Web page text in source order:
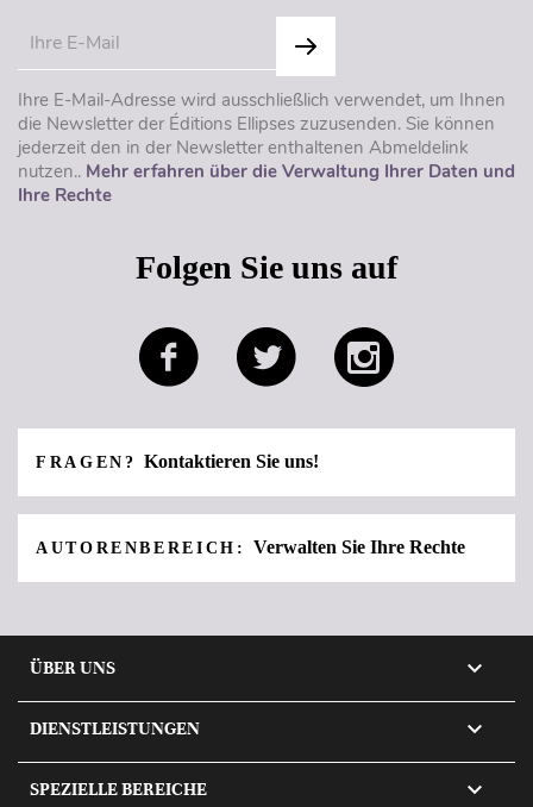
Ihre E-Mail-Adresse wird ausschließlich verwendet, um Ihnen
die Newsletter der Éditions Ellipses zuzusenden. Sie können
jederzeit den in der Newsletter enthaltenen Abmeldelink
nutzen.. Mehr erfahren über die Verwaltung Ihrer Daten und
Ihre Rechte
Folgen Sie uns auf
FRAGEN?Kontaktieren Sie uns!
AUTORENBEREICH: Verwalten Sie Ihre Rechte
ÜBER UNS 
DIENSTLEISTUNGEN 
SPEZIELLE BEREICHE 